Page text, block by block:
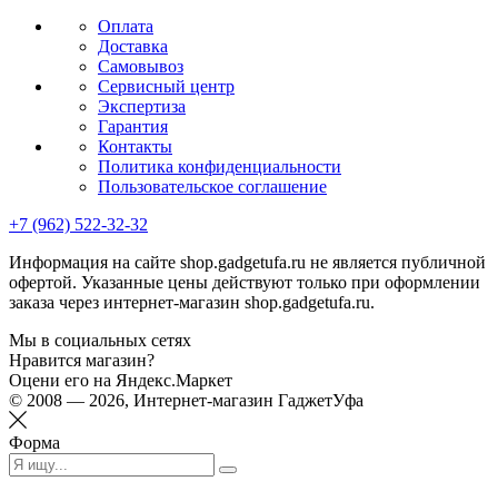
Оплата
Доставка
Самовывоз
Сервисный центр
Экспертиза
Гарантия
Контакты
Политика конфиденциальности
Пользовательское соглашение
+7 (962) 522-32-32
Информация на сайте shop.gadgetufa.ru не является публичной
офертой. Указанные цены действуют только при оформлении
заказа через интернет-магазин shop.gadgetufa.ru.
Мы в социальных сетях
Нравится магазин?
Оцени его на Яндекс.Маркет
© 2008 — 2026, Интернет-магазин ГаджетУфа
Форма